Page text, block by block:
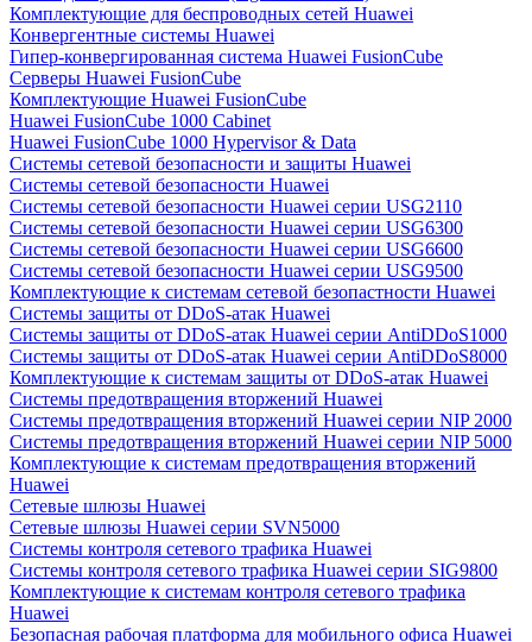
Комплектующие для беспроводных сетей Huawei
Конвергентные системы Huawei
Гипер-конвергированная система Huawei FusionCube
Серверы Huawei FusionCube
Комплектующие Huawei FusionCube
Huawei FusionCube 1000 Cabinet
Huawei FusionCube 1000 Hypervisor & Data
Системы сетевой безопасности и защиты Huawei
Системы сетевой безопасности Huawei
Системы сетевой безопасности Huawei серии USG2110
Системы сетевой безопасности Huawei серии USG6300
Системы сетевой безопасности Huawei серии USG6600
Системы сетевой безопасности Huawei серии USG9500
Комплектующие к системам сетевой безопастности Huawei
Системы защиты от DDoS-атак Huawei
Системы защиты от DDoS-атак Huawei серии AntiDDoS1000
Системы защиты от DDoS-атак Huawei серии AntiDDoS8000
Комплектующие к системам защиты от DDoS-атак Huawei
Системы предотвращения вторжений Huawei
Системы предотвращения вторжений Huawei серии NIP 2000
Системы предотвращения вторжений Huawei серии NIP 5000
Комплектующие к системам предотвращения вторжений
Huawei
Сетевые шлюзы Huawei
Сетевые шлюзы Huawei серии SVN5000
Системы контроля сетевого трафика Huawei
Системы контроля сетевого трафика Huawei серии SIG9800
Комплектующие к системам контроля сетевого трафика
Huawei
Безопасная рабочая платформа для мобильного офиса Huawei